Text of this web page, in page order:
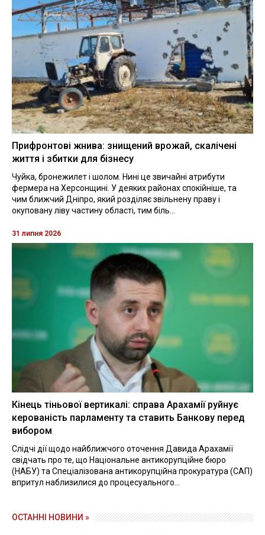
Прифронтові жнива: знищений врожай, скалічені
життя і збитки для бізнесу
Чуйка, бронежилет і шолом. Нині це звичайні атрибути
фермера на Херсонщині. У деяких районах спокійніше, та
чим ближчий Дніпро, який розділяє звільнену праву і
окуповану ліву частину області, тим біль...
31 липня 2026
Кінець тіньової вертикалі: справа Арахамії руйнує
керованість парламенту та ставить Банкову перед
вибором
Слідчі дії щодо найближчого оточення Давида Арахамії
свідчать про те, що Національне антикорупційне бюро
(НАБУ) та Спеціалізована антикорупційна прокуратура (САП)
впритул наблизилися до процесуального...
ОСТАННІ НОВИНИ »